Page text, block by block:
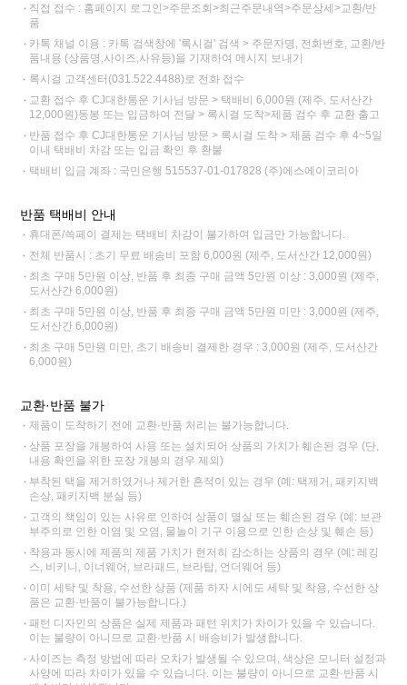
직접 접수 : 홈페이지 로그인>주문조회>최근주문내역>주문상세>교환/반
품
카톡 채널 이용 : 카톡 검색창에 '록시걸' 검색 > 주문자명, 전화번호, 교환/반
품내용 (상품명,사이즈,사유등)을 기재하여 메시지 보내기
록시걸 고객센터(031.522.4488)로 전화 접수
교환 접수 후 CJ대한통운 기사님 방문 > 택배비 6,000원 (제주, 도서산간
12,000원)동봉 또는 입금하여 전달 > 록시걸 도착>제품 검수 후 교환 출고
반품 접수 후 CJ대한통운 기사님 방문 > 록시걸 도착 > 제품 검수 후 4~5일
이내 택배비 차감 또는 입금 확인 후 환불
택배비 입금 계좌 : 국민은행 515537-01-017828 (주)에스에이코리아
반품 택배비 안내
휴대폰/쓱페이 결제는 택배비 차감이 불가하여 입금만 가능합니다.
전체 반품시 : 초기 무료 배송비 포함 6,000원 (제주, 도서산간 12,000원)
최초 구매 5만원 이상, 반품 후 최종 구매 금액 5만원 이상 : 3,000원 (제주,
도서산간 6,000원)
최초 구매 5만원 이상, 반품 후 최종 구매 금액 5만원 미만 : 3,000원 (제주,
도서산간 6,000원)
최초 구매 5만원 미만, 초기 배송비 결제한 경우 : 3,000원 (제주, 도서산간
6,000원)
교환·반품 불가
제품이 도착하기 전에 교환·반품 처리는 불가능합니다.
상품 포장을 개봉하여 사용 또는 설치되어 상품의 가치가 훼손된 경우 (단,
내용 확인을 위한 포장 개봉의 경우 제외)
부착된 택을 제거하였거나 제거한 흔적이 있는 경우 (예: 택제거, 패키지백
손상, 패키지백 분실 등)
고객의 책임이 있는 사유로 인하여 상품이 멸실 또는 훼손된 경우 (예: 보관
부주의로 인한 이염 및 오염, 물놀이 기구 이용으로 인한 손상 및 훼손 등)
착용과 동시에 제품의 제품 가치가 현저히 감소하는 상품의 경우 (예: 레깅
스, 비키니, 이너웨어, 브라패드, 브라탑, 언더웨어 등)
이미 세탁 및 착용, 수선한 상품 (제품 하자 시에도 세탁 및 착용, 수선한 상
품은 교환·반품이 불가능합니다.)
패턴 디자인의 상품은 실제 제품과 패턴 위치가 차이가 있을 수 있습니다.
이는 불량이 아니므로 교환·반품 시 배송비가 발생합니다.
사이즈는 측정 방법에 따라 오차가 발생될 수 있으며, 색상은 모니터 설정과
사양에 따라 차이가 있을 수 있습니다. 이는 불량이 아니므로 교환·반품 시